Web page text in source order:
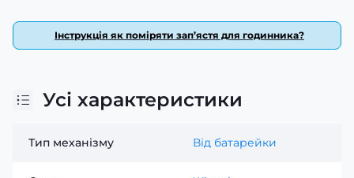
Інструкція як поміряти зап’ястя для годинника?
Усі характеристики
Тип механізму Від батарейки